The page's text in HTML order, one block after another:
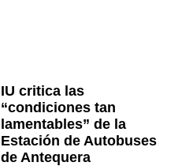
IU critica las
“condiciones tan
lamentables” de la
Estación de Autobuses
de Antequera